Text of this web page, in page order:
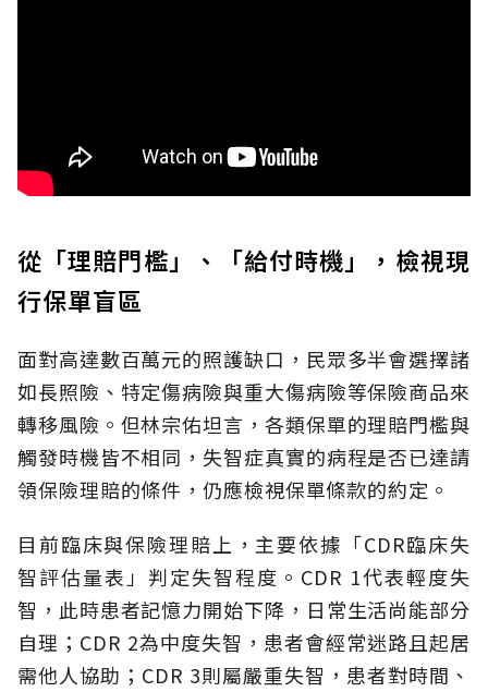
從「理賠門檻」、「給付時機」，檢視現
行保單盲區
面對高達數百萬元的照護缺口，民眾多半會選擇諸
如長照險、特定傷病險與重大傷病險等保險商品來
轉移風險。但林宗佑坦言，各類保單的理賠門檻與
觸發時機皆不相同，失智症真實的病程是否已達請
領保險理賠的條件，仍應檢視保單條款的約定。
目前臨床與保險理賠上，主要依據「CDR臨床失
智評估量表」判定失智程度。CDR 1代表輕度失
智，此時患者記憶力開始下降，日常生活尚能部分
自理；CDR 2為中度失智，患者會經常迷路且起居
需他人協助；CDR 3則屬嚴重失智，患者對時間、